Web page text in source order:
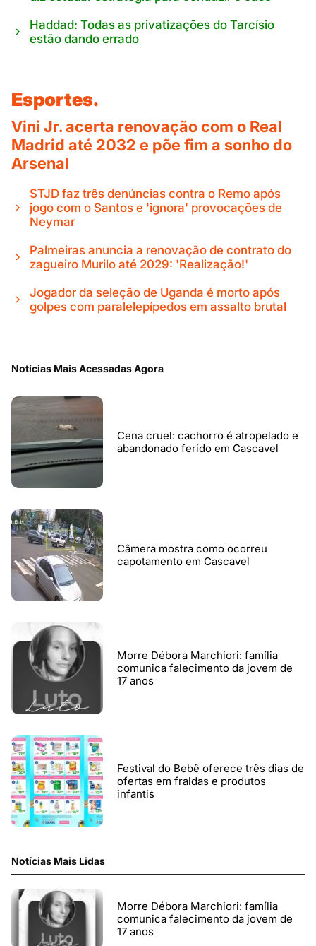
Haddad: Todas as privatizações do Tarcísio
estão dando errado
Esportes.
Vini Jr. acerta renovação com o Real
Madrid até 2032 e põe fim a sonho do
Arsenal
STJD faz três denúncias contra o Remo após
jogo com o Santos e 'ignora' provocações de
Neymar
Palmeiras anuncia a renovação de contrato do
zagueiro Murilo até 2029: 'Realização!'
Jogador da seleção de Uganda é morto após
golpes com paralelepípedos em assalto brutal
Notícias Mais Acessadas Agora
Cena cruel: cachorro é atropelado e
abandonado ferido em Cascavel
Câmera mostra como ocorreu
capotamento em Cascavel
Morre Débora Marchiori: família
comunica falecimento da jovem de
17 anos
Festival do Bebê oferece três dias de
ofertas em fraldas e produtos
infantis
Notícias Mais Lidas
Morre Débora Marchiori: família
comunica falecimento da jovem de
17 anos